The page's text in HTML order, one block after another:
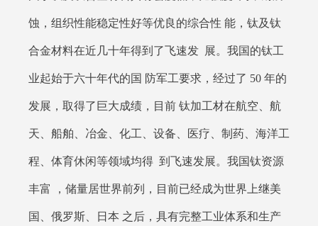
蚀，组织性能稳定性好等优良的综合性 能，钛及钛
合金材料在近几十年得到了飞速发 展。我国的钛工
业起始于六十年代的国 防军工要求，经过了 50 年的
发展，取得了巨大成绩，目前 钛加工材在航空、航
天、船舶、冶金、化工、设备、医疗、制药、海洋工
程、体育休闲等领域均得 到飞速发展。我国钛资源
丰富 ，储量居世界前列，目前已经成为世界上继美
国、俄罗斯、日本 之后，具有完整工业体系和生产